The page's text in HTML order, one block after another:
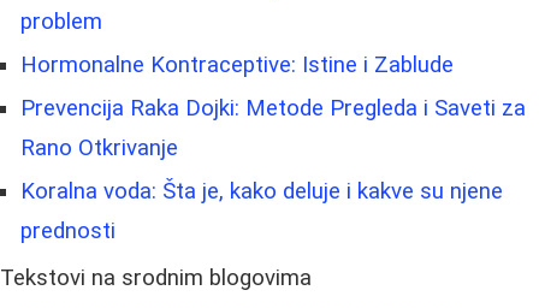
problem
Hormonalne Kontraceptive: Istine i Zablude
Prevencija Raka Dojki: Metode Pregleda i Saveti za
Rano Otkrivanje
Koralna voda: Šta je, kako deluje i kakve su njene
prednosti
Tekstovi na srodnim blogovima